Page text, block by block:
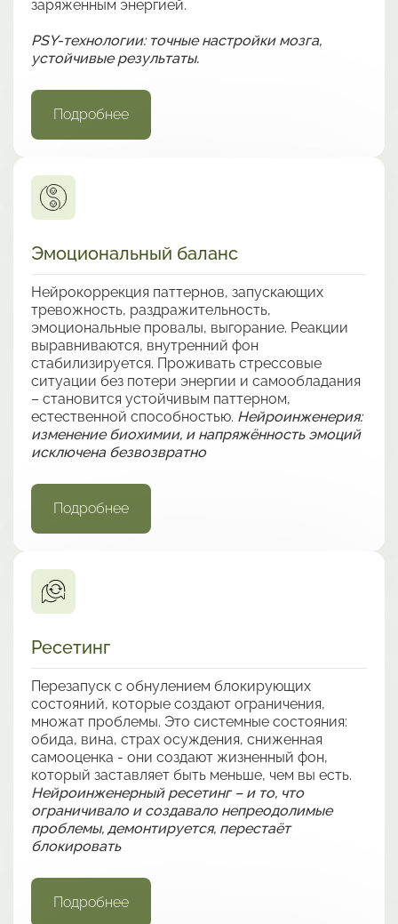
заряженным энергией.
PSY-технологии: точные настройки мозга,
устойчивые результаты.
Подробнее
Эмоциональный баланс
Нейрокоррекция паттернов, запускающих
тревожность, раздражительность,
эмоциональные провалы, выгорание. Реакции
выравниваются, внутренний фон
стабилизируется. Проживать стрессовые
ситуации без потери энергии и самообладания
– становится устойчивым паттерном,
естественной способностью. Нейроинженерия:
изменение биохимии, и напряжённость эмоций
исключена безвозвратно
Подробнее
Ресетинг
Перезапуск с обнулением блокирующих
состояний, которые создают ограничения,
множат проблемы. Это системные состояния:
обида, вина, страх осуждения, сниженная
самооценка - они создают жизненный фон,
который заставляет быть меньше, чем вы есть.
Нейроинженерный ресетинг – и то, что
ограничивало и создавало непреодолимые
проблемы, демонтируется, перестаёт
блокировать
Подробнее